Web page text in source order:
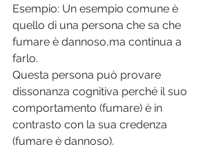
Esempio: Un esempio comune è
quello di una persona che sa che
fumare è dannoso,ma continua a
farlo.
Questa persona può provare
dissonanza cognitiva perché il suo
comportamento (fumare) è in
contrasto con la sua credenza
(fumare è dannoso).